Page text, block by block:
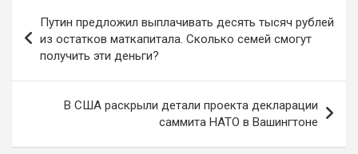
по
записям
Путин предложил выплачивать десять тысяч рублей
из остатков маткапитала. Сколько семей смогут
получить эти деньги?
В США раскрыли детали проекта декларации
саммита НАТО в Вашингтоне